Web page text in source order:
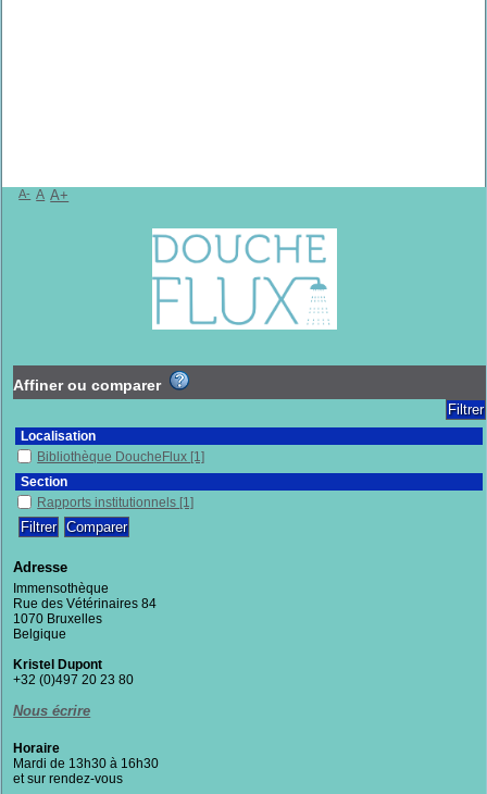
A- A A+
Affiner ou comparer
Localisation
Bibliothèque DoucheFlux [1]
Section
Rapports institutionnels [1]
Adresse
Immensothèque
Rue des Vétérinaires 84
1070 Bruxelles
Belgique
Kristel Dupont
+32 (0)497 20 23 80
Nous écrire
Horaire
Mardi de 13h30 à 16h30
et sur rendez-vous